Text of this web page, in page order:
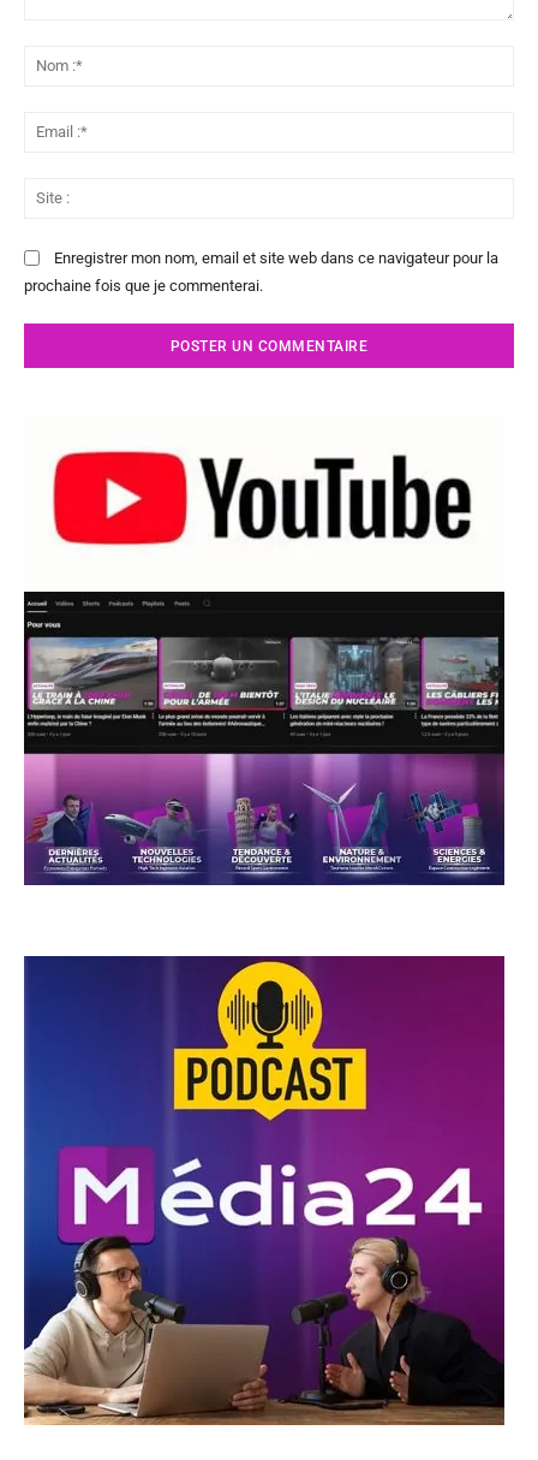
Enregistrer mon nom, email et site web dans ce navigateur pour la
prochaine fois que je commenterai.